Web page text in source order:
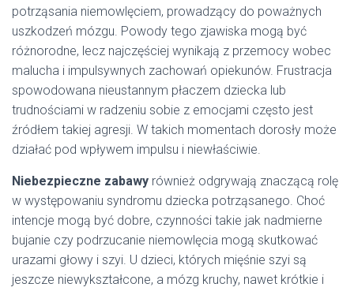
potrząsania niemowlęciem, prowadzący do poważnych
uszkodzeń mózgu. Powody tego zjawiska mogą być
różnorodne, lecz najczęściej wynikają z przemocy wobec
malucha i impulsywnych zachowań opiekunów. Frustracja
spowodowana nieustannym płaczem dziecka lub
trudnościami w radzeniu sobie z emocjami często jest
źródłem takiej agresji. W takich momentach dorosły może
działać pod wpływem impulsu i niewłaściwie.
Niebezpieczne zabawy również odgrywają znaczącą rolę
w występowaniu syndromu dziecka potrząsanego. Choć
intencje mogą być dobre, czynności takie jak nadmierne
bujanie czy podrzucanie niemowlęcia mogą skutkować
urazami głowy i szyi. U dzieci, których mięśnie szyi są
jeszcze niewykształcone, a mózg kruchy, nawet krótkie i